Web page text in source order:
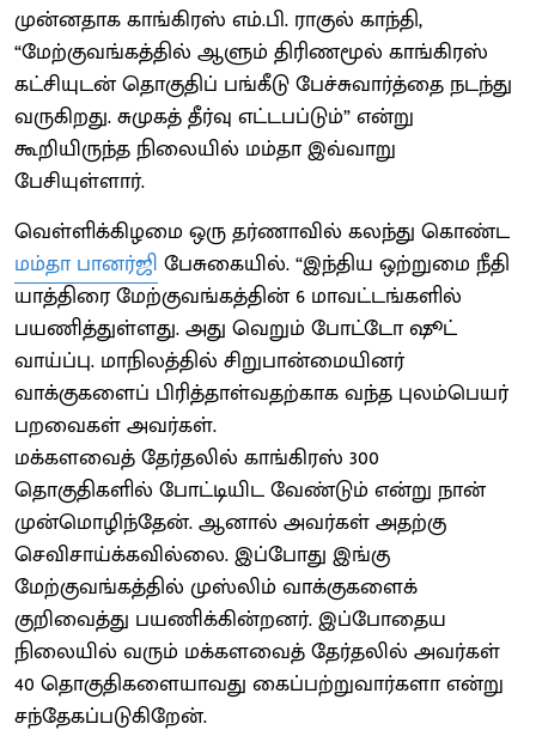
முன்னதாக காங்கிரஸ் எம்.பி. ராகுல் காந்தி,
“மேற்குவங்கத்தில் ஆளும் திரிணமூல் காங்கிரஸ்
கட்சியுடன் தொகுதிப் பங்கீடு பேச்சுவார்த்தை நடந்து
வருகிறது. சுமுகத் தீர்வு எட்டபப்டும்” என்று
கூறியிருந்த நிலையில் மம்தா இவ்வாறு
பேசியுள்ளார்.
வெள்ளிக்கிழமை ஒரு தர்ணாவில் கலந்து கொண்ட
மம்தா பானர்ஜி பேசுகையில். “இந்திய ஒற்றுமை நீதி
யாத்திரை மேற்குவங்கத்தின் 6 மாவட்டங்களில்
பயணித்துள்ளது. அது வெறும் போட்டோ ஷூட்
வாய்ப்பு. மாநிலத்தில் சிறுபான்மையினர்
வாக்குகளைப் பிரித்தாள்வதற்காக வந்த புலம்பெயர்
பறவைகள் அவர்கள்.
மக்களவைத் தேர்தலில் காங்கிரஸ் 300
தொகுதிகளில் போட்டியிட வேண்டும் என்று நான்
முன்மொழிந்தேன். ஆனால் அவர்கள் அதற்கு
செவிசாய்க்கவில்லை. இப்போது இங்கு
மேற்குவங்கத்தில் முஸ்லிம் வாக்குகளைக்
குறிவைத்து பயணிக்கின்றனர். இப்போதைய
நிலையில் வரும் மக்களவைத் தேர்தலில் அவர்கள்
40 தொகுதிகளையாவது கைப்பற்றுவார்களா என்று
சந்தேகப்படுகிறேன்.